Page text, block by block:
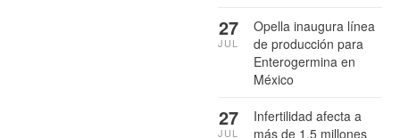
Opella inaugura línea
de producción para
Enterogermina en
México
27
JUL
Infertilidad afecta a
más de 1.5 millones
27
JUL